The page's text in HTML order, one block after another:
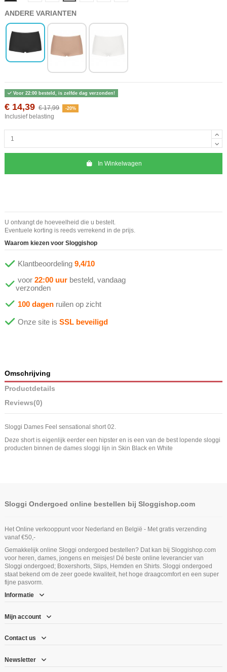
ANDERE VARIANTEN
Voor 22:00 besteld, is zelfde dag verzonden!
€ 14,39 € 17,99 -20%
Inclusief belasting
In Winkelwagen
U ontvangt de hoeveelheid die u bestelt.
Eventuele korting is reeds verrekend in de prijs.
Waarom kiezen voor Sloggishop
Klantbeoordeling 9,4/10
voor 22:00 uur besteld, vandaag
verzonden
100 dagen ruilen op zicht
Onze site is SSL beveiligd
Omschrijving
Productdetails
Reviews(0)
Sloggi Dames Feel sensational short 02.
Deze short is eigenlijk eerder een hipster en is een van de best lopende sloggi
producten binnen de dames sloggi lijn in Skin Black en White
Sloggi Ondergoed online bestellen bij Sloggishop.com
Het Online verkooppunt voor Nederland en België - Met gratis verzending
vanaf €50,-
Gemakkelijk online Sloggi ondergoed bestellen? Dat kan bij Sloggishop.com
voor heren, dames, jongens en meisjes! Dé beste online leverancier van
Sloggi ondergoed; Boxershorts, Slips, Hemden en Shirts. Sloggi ondergoed
staat bekend om de zeer goede kwaliteit, het hoge draagcomfort en een super
fijne pasvorm.
Informatie
Mijn account
Contact us
Newsletter